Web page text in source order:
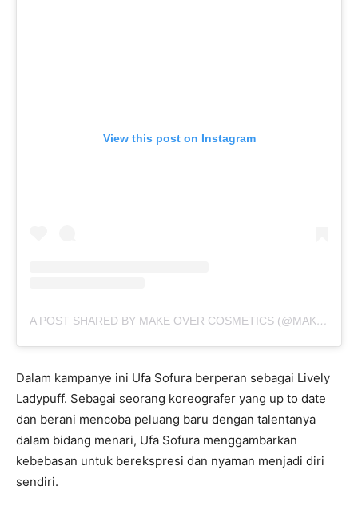
View this post on Instagram
A POST SHARED BY MAKE OVER COSMETICS (@MAKEOVERID)
Dalam kampanye ini Ufa Sofura berperan sebagai Lively
Ladypuff. Sebagai seorang koreografer yang up to date
dan berani mencoba peluang baru dengan talentanya
dalam bidang menari, Ufa Sofura menggambarkan
kebebasan untuk berekspresi dan nyaman menjadi diri
sendiri.